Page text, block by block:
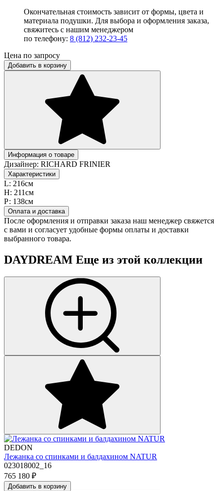
Окончательная стоимость зависит от формы, цвета и
материала подушки. Для выбора и оформления заказа,
свяжитесь с нашим менеджером
по телефону: 8 (812) 232-23-45
Цена по запросу
Добавить в корзину
Информация о товаре
Дизайнер: RICHARD FRINIER
Характеристики
L: 216см
H: 211см
Р: 138см
Оплата и доставка
После оформления и отправки заказа наш менеджер свяжется
с вами и согласует удобные формы оплаты и доставки
выбранного товара.
DAYDREAM Еще из этой коллекции
DEDON
Лежанка со спинками и балдахином NATUR
023018002_16
765 180 ₽
Добавить в корзину